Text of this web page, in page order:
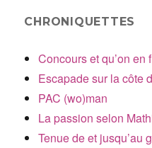
CHRONIQUETTES
Concours et qu’on en
Escapade sur la côte
PAC (wo)man
La passion selon
Tenue de et jusqu’au